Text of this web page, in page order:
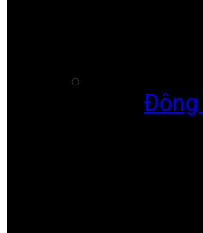
Đông